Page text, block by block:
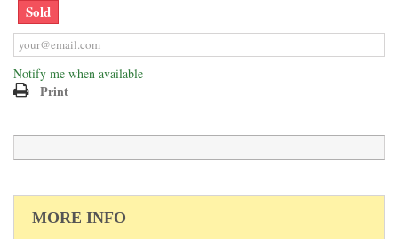
Sold
Notify me when available
Print
MORE INFO